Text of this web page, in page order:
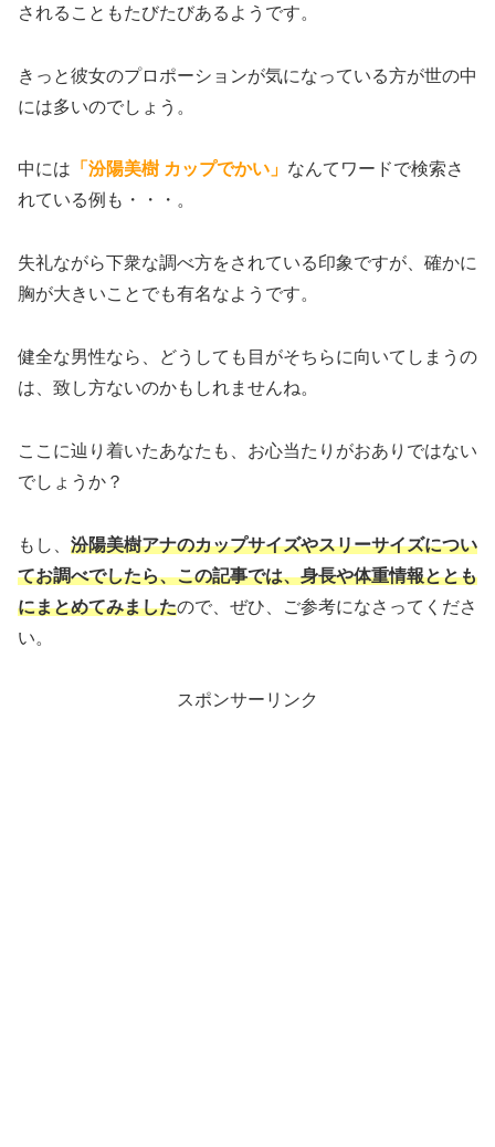
されることもたびたびあるようです。
きっと彼女のプロポーションが気になっている方が世の中
には多いのでしょう。
中には 「汾陽美樹 カップでかい」 なんてワードで検索さ
れている例も・・・。
失礼ながら下衆な調べ方をされている印象ですが、確かに
胸が大きいことでも有名なようです。
健全な男性なら、どうしても目がそちらに向いてしまうの
は、致し方ないのかもしれませんね。
ここに辿り着いたあなたも、お心当たりがおありではない
でしょうか？
もし、 汾陽美樹アナのカップサイズやスリーサイズについ
てお調べでしたら、この記事では、身長や体重情報ととも
にまとめてみましたので、ぜひ、ご参考になさってくださ
い。
スポンサーリンク